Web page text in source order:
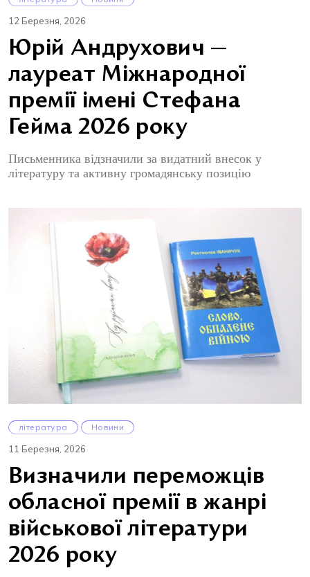
12 Березня, 2026
Юрій Андрухович —
лауреат Міжнародної
премії імені Стефана
Гейма 2026 року
Письменника відзначили за видатний внесок у
літературу та активну громадянську позицію
література Новини
11 Березня, 2026
Визначили переможців
обласної премії в жанрі
військової літератури
2026 року